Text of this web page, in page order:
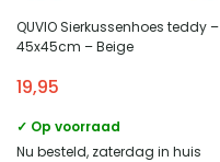
QUVIO Sierkussenhoes teddy –
45x45cm – Beige
19,95
✓ Op voorraad
Nu besteld, zaterdag in huis